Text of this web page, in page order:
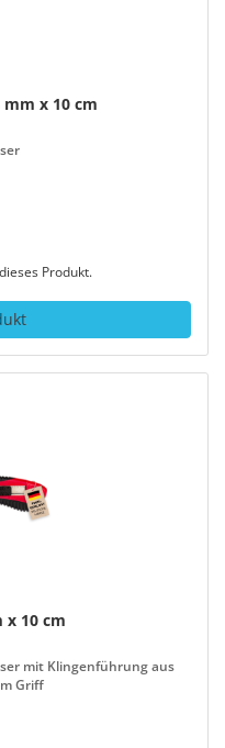
x 10 cm
Produkt.
x 10 cm
mit Klingenführung aus
Griff